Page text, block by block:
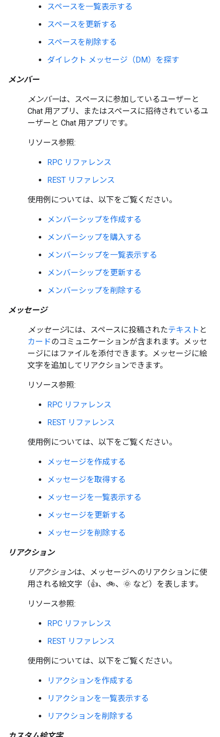
スペースを一覧表示する
スペースを更新する
スペースを削除する
ダイレクト メッセージ（DM）を探す
メンバー
メンバーは、スペースに参加しているユーザーと
Chat 用アプリ、またはスペースに招待されているユ
ーザーと Chat 用アプリです。
リソース参照:
RPC リファレンス
REST リファレンス
使用例については、以下をご覧ください。
メンバーシップを作成する
メンバーシップを購入する
メンバーシップを一覧表示する
メンバーシップを更新する
メンバーシップを削除する
メッセージ
メッセージには、スペースに投稿されたテキスト と
カードのコミュニケーションが含まれます。メッセ
ージにはファイルを添付できます。メッセージに絵
文字を追加してリアクションできます。
リソース参照:
RPC リファレンス
REST リファレンス
使用例については、以下をご覧ください。
メッセージを作成する
メッセージを取得する
メッセージを一覧表示する
メッセージを更新する
メッセージを削除する
リアクション
リアクションは、メッセージへのリアクションに使
用される絵文字（👍、🚲、🌞 など）を表します。
リソース参照:
RPC リファレンス
REST リファレンス
使用例については、以下をご覧ください。
リアクションを作成する
リアクションを一覧表示する
リアクションを削除する